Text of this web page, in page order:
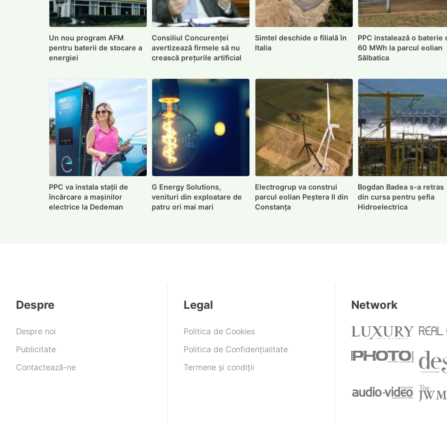
Un nou program AFM
pentru baterii de stocare a
energiei
Consiliul Concurenței
avertizează firmele să nu
crească prețurile artificial
Simtel deschide o filială în
Italia
PPC instalează o baterie
60 MWh la parcul eolian
Sălbatica
PPC va instala stații de
încărcare a mașinilor
electrice la Dedeman
G Energy Solutions,
venituri din exploatare de
patru ori mai mari
Electrogrup va construi
parcul eolian Peștera II din
Constanța
Bogdan Badea s-a retras
din cursa pentru șefia
Hidroelectrica
Despre
Despre noi
Publicitate
Contactează-ne
Legal
Politica de Cookies
Politica de Confidențialitate
Termene și condiții
Network